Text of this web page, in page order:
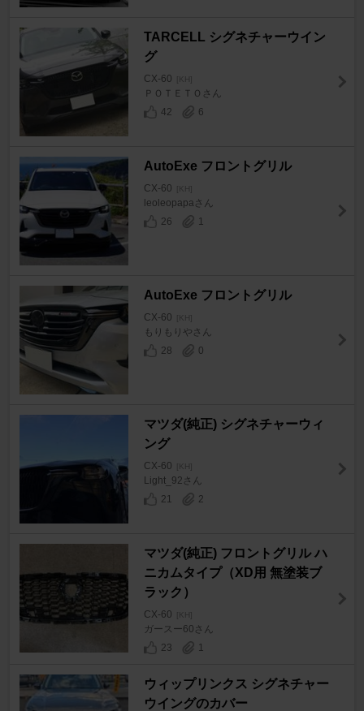
TARCELL シグネチャーウイン
グ
CX-60 [KH]
ＰＯＴＥＴＯさん
42
6
AutoExe フロントグリル
CX-60 [KH]
leoleopapaさん
26
1
AutoExe フロントグリル
CX-60 [KH]
もりもりやさん
28
0
マツダ(純正) シグネチャーウィ
ング
CX-60 [KH]
Light_92さん
21
2
マツダ(純正) フロントグリル ハ
ニカムタイプ（XD用 無塗装ブ
ラック）
CX-60 [KH]
ガースー60さん
23
1
ウィップリンクス シグネチャー
ウイングのカバー